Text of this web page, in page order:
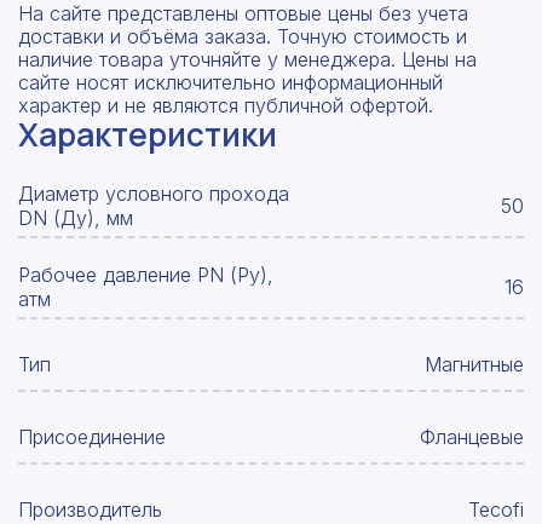
На сайте представлены оптовые цены без учета
доставки и объёма заказа. Точную стоимость и
наличие товара уточняйте у менеджера. Цены на
сайте носят исключительно информационный
характер и не являются публичной офертой.
Характеристики
Диаметр условного прохода
DN (Ду), мм
50
Рабочее давление PN (Ру),
атм
16
Тип Магнитные
Присоединение Фланцевые
Производитель Tecofi